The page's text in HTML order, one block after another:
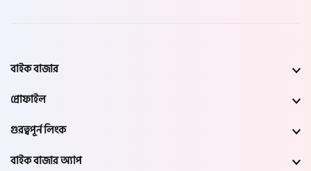
বাইক বাজার
প্রোফাইল
গুরত্বপূর্ন লিংক
বাইক বাজার অ্যাপ